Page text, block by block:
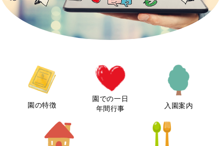
園の特徴
園での一日
年間行事
入園案内